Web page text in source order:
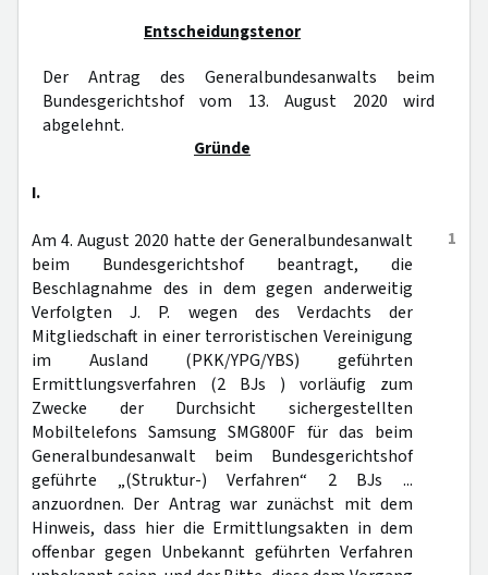
Entscheidungstenor
Der Antrag des Generalbundesanwalts beim
Bundesgerichtshof vom 13. August 2020 wird
abgelehnt.
Gründe
I.
1
Am 4. August 2020 hatte der Generalbundesanwalt
beim Bundesgerichtshof beantragt, die
Beschlagnahme des in dem gegen anderweitig
Verfolgten J. P. wegen des Verdachts der
Mitgliedschaft in einer terroristischen Vereinigung
im Ausland (PKK/YPG/YBS) geführten
Ermittlungsverfahren (2 BJs ) vorläufig zum
Zwecke der Durchsicht sichergestellten
Mobiltelefons Samsung SMG800F für das beim
Generalbundesanwalt beim Bundesgerichtshof
geführte „(Struktur-) Verfahren“ 2 BJs ...
anzuordnen. Der Antrag war zunächst mit dem
Hinweis, dass hier die Ermittlungsakten in dem
offenbar gegen Unbekannt geführten Verfahren